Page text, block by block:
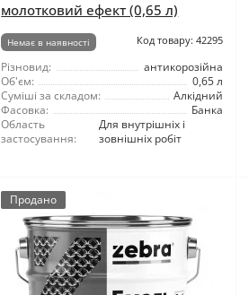
молотковий ефект (0,65 л)
Немає в наявності Код товару: 42295
Різновид:
антикорозійна
Об'єм:
0,65 л
Суміші за складом:
Алкідний
Фасовка:
Банка
Область
застосування:
Для внутрішніх і
зовнішніх робіт
Продано